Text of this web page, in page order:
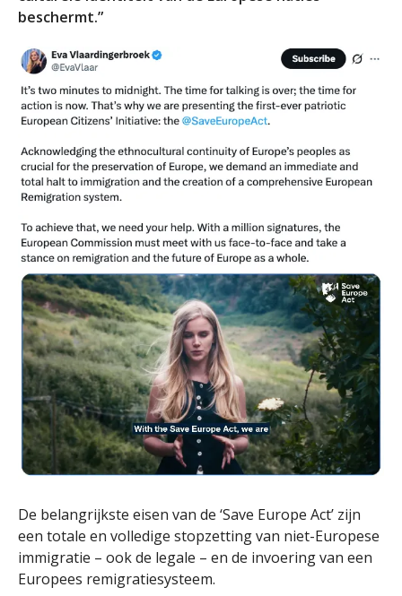
beschermt.”
De belangrijkste eisen van de ‘Save Europe Act’ zijn
een totale en volledige stopzetting van niet-Europese
immigratie – ook de legale – en de invoering van een
Europees remigratiesysteem.